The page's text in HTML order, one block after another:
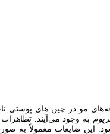
مو در چین های پوستی
به وجود می‌آیند. تظاهرات
ضایعات معمولاً به صورت